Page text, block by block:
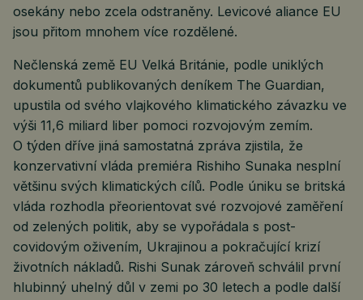
osekány nebo zcela odstraněny. Levicové aliance EU
jsou přitom mnohem více rozdělené.
Nečlenská země EU Velká Británie, podle uniklých
dokumentů publikovaných deníkem The Guardian,
upustila od svého vlajkového klimatického závazku ve
výši 11,6 miliard liber pomoci rozvojovým zemím.
O týden dříve jiná samostatná zpráva zjistila, že
konzervativní vláda premiéra Rishiho Sunaka nesplní
většinu svých klimatických cílů. Podle úniku se britská
vláda rozhodla přeorientovat své rozvojové zaměření
od zelených politik, aby se vypořádala s post-
covidovým oživením, Ukrajinou a pokračující krizí
životních nákladů. Rishi Sunak zároveň schválil první
hlubinný uhelný důl v zemi po 30 letech a podle další